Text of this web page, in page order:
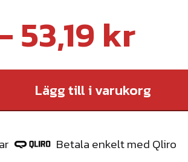
53,19 krP
r
i
Lägg till i varukorg
Betala enkelt med Qliro